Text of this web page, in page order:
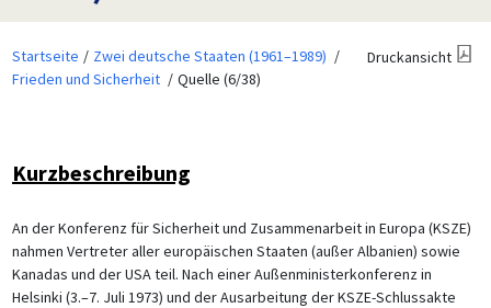
Startseite
Zwei deutsche Staaten (1961–1989)
Frieden und Sicherheit
Quelle (6/38)
Druckansicht
Kurzbeschreibung
An der Konferenz für Sicherheit und Zusammenarbeit in Europa (KSZE)
nahmen Vertreter aller europäischen Staaten (außer Albanien) sowie
Kanadas und der USA teil. Nach einer Außenministerkonferenz in
Helsinki (3.–7. Juli 1973) und der Ausarbeitung der KSZE-Schlussakte